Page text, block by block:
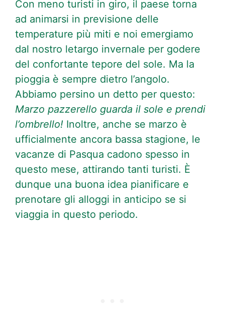
Con meno turisti in giro, il paese torna
ad animarsi in previsione delle
temperature più miti e noi emergiamo
dal nostro letargo invernale per godere
del confortante tepore del sole. Ma la
pioggia è sempre dietro l’angolo.
Abbiamo persino un detto per questo:
Marzo pazzerello guarda il sole e prendi
l’ombrello! Inoltre, anche se marzo è
ufficialmente ancora bassa stagione, le
vacanze di Pasqua cadono spesso in
questo mese, attirando tanti turisti. È
dunque una buona idea pianificare e
prenotare gli alloggi in anticipo se si
viaggia in questo periodo.